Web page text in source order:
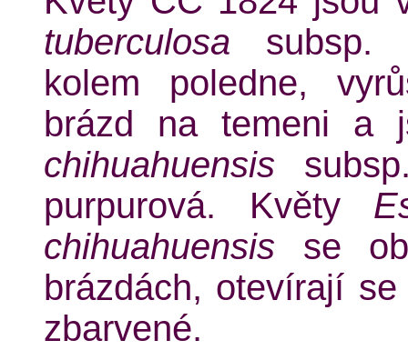
tuberculosa subsp.
kolem poledne,
brázd na temeni
chihuahuensis
purpurová. Květy
chihuahuensis se
brázdách, otevírají
zbarvené.